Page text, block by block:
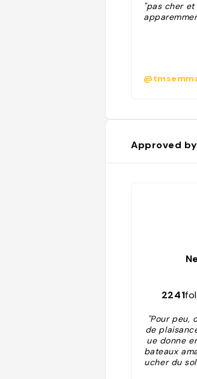
"pas cher
Approved by
2241
"Pour peu,
de
ue donne
bateaux
ucher du